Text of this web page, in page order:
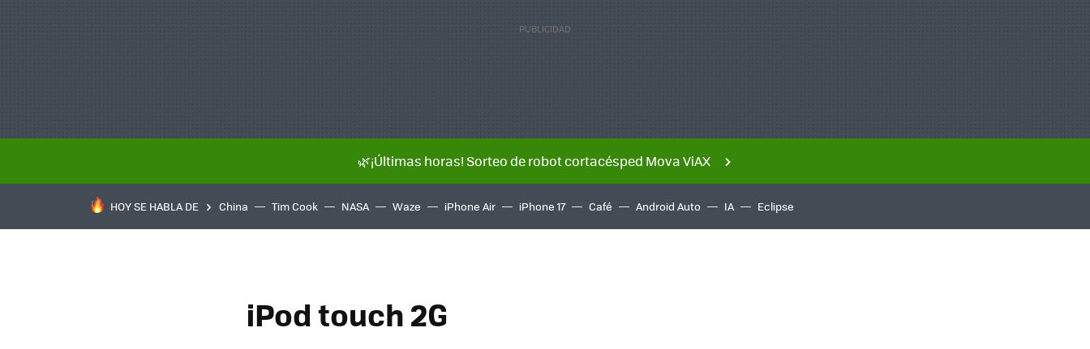
🌿¡Últimas horas! Sorteo de robot cortacésped Mova ViAX
HOY SE HABLA DE China Tim Cook NASA Waze iPhone Air iPhone 17 Café Android Auto IA Eclipse
iPod touch 2G